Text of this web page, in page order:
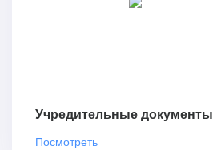
Учредительные документы
Посмотреть